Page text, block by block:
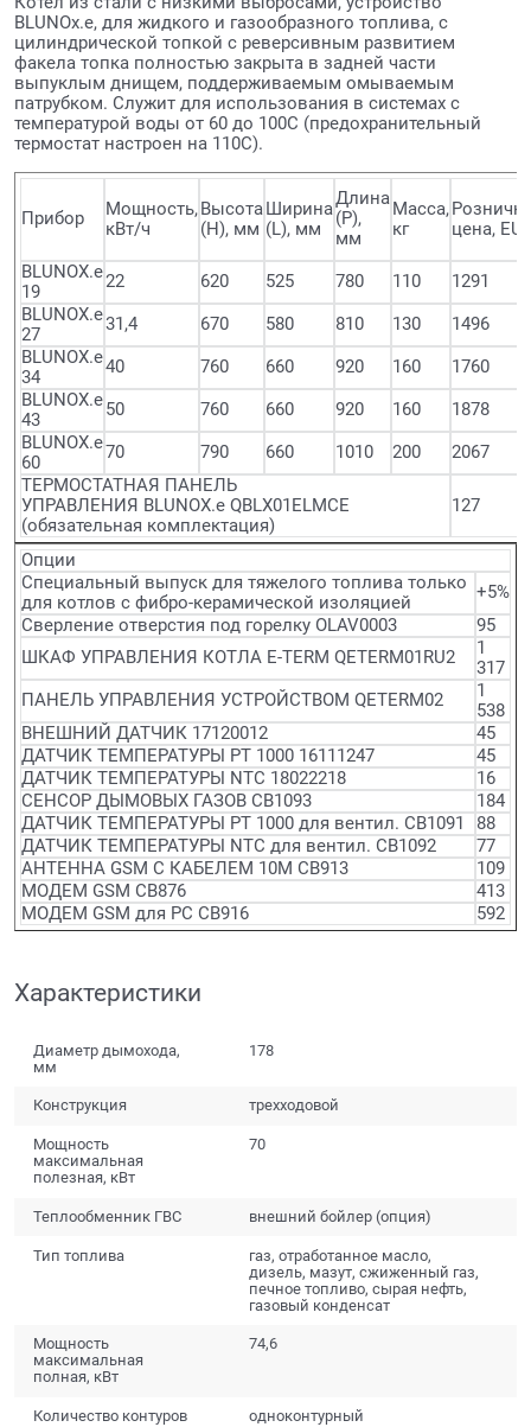
BLUNOx.e, для жидкого и газообразного топлива, с
цилиндрической топкой с реверсивным развитием
факела топка полностью закрыта в задней части
выпуклым днищем, поддерживаемым омываемым
патрубком. Служит для использования в системах с
температурой воды от 60 до 100C (предохранительный
термостат настроен на 110C).
Прибор
Мощность,
кВт/ч
Высота
(H), мм
Ширина
(L), мм
Длина
(P),
мм
Масса,
кг
цена,
BLUNOX.e
19
22 620 525 780 110
1291
BLUNOX.e
27
31,4 670 580 810 130
1496
BLUNOX.e
34
40 760 660 920 160
1760
BLUNOX.e
43
50 760 660 920 160
1878
BLUNOX.e
60
70 790 660 1010 200
2067
ТЕРМОСТАТНАЯ ПАНЕЛЬ
УПРАВЛЕНИЯ BLUNOX.e QBLX01ELMCE
(обязательная комплектация)
127
Опции
Специальный выпуск для тяжелого топлива только
для котлов с фибро-керамической изоляцией
+5%
Сверление отверстия под горелку OLAV0003
95
ШКАФ УПРАВЛЕНИЯ КОТЛА E-TERM QETERM01RU2
1
317
ПАНЕЛЬ УПРАВЛЕНИЯ УСТРОЙСТВОМ QETERM02
1
538
ВНЕШНИЙ ДАТЧИК 17120012
45
ДАТЧИК ТЕМПЕРАТУРЫ PT 1000 16111247
45
ДАТЧИК ТЕМПЕРАТУРЫ NTC 18022218
16
СЕНСОР ДЫМОВЫХ ГАЗОВ CB1093
184
ДАТЧИК ТЕМПЕРАТУРЫ PT 1000 для вентил. CB1091
88
ДАТЧИК ТЕМПЕРАТУРЫ NTC для вентил. CB1092
77
АНТЕННА GSM С КАБЕЛЕМ 10М CB913
109
МОДЕМ GSM CB876
413
МОДЕМ GSM для PC CB916
592
Характеристики
Диаметр дымохода,
мм
178
Конструкция трехходовой
Мощность
максимальная
полезная, кВт
70
Теплообменник ГВС внешний бойлер (опция)
Тип топлива
газ, отработанное масло,
дизель, мазут, сжиженный газ,
печное топливо, сырая нефть,
газовый конденсат
Мощность
максимальная
полная, кВт
74,6
Количество контуров одноконтурный